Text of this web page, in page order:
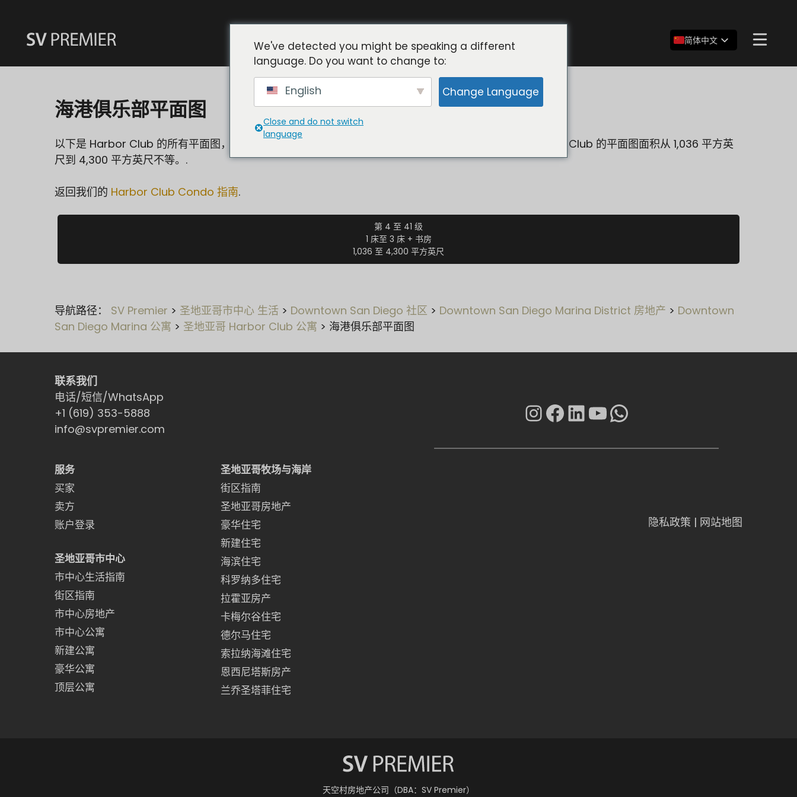
简体中文
海港俱乐部平面图
以下是 Harbor Club 的所有平面图，包括 1 卧室、2 卧室和 3 卧室公寓平面图以及顶层复式平面图。Harbor Club 的平面图面积从 1,036 平方英
尺到 4,300 平方英尺不等。.
返回我们的 Harbor Club Condo 指南.
第 4 至 41 级
1 床至 3 床 + 书房
1,036 至 4,300 平方英尺
导航路径： SV Premier > 圣地亚哥市中心 生活 > Downtown San Diego 社区 > Downtown San Diego Marina District 房地产 > Downtown
San Diego Marina 公寓 > 圣地亚哥 Harbor Club 公寓 > 海港俱乐部平面图
联系我们
电话/短信/WhatsApp
+1 (619) 353-5888
info@svpremier.com
服务
买家
卖方
账户登录
圣地亚哥市中心
市中心生活指南
街区指南
市中心房地产
市中心公寓
新建公寓
豪华公寓
顶层公寓
圣地亚哥牧场与海岸
街区指南
圣地亚哥房地产
豪华住宅
新建住宅
海滨住宅
科罗纳多住宅
拉霍亚房产
卡梅尔谷住宅
德尔马住宅
索拉纳海滩住宅
恩西尼塔斯房产
兰乔圣塔菲住宅
Instagram
在 Facebook 上LinkedIn
YouTube
WhatsApp
隐私政策 | 网站地图
天空村房地产公司（DBA：SV Premier）
We've detected you might be speaking a different
language. Do you want to change to:
English Change Language
Close and do not switch
language